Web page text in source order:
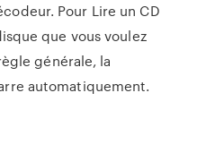
Pour Lire un CD
que vous voulez
générale, la
automatiquement.